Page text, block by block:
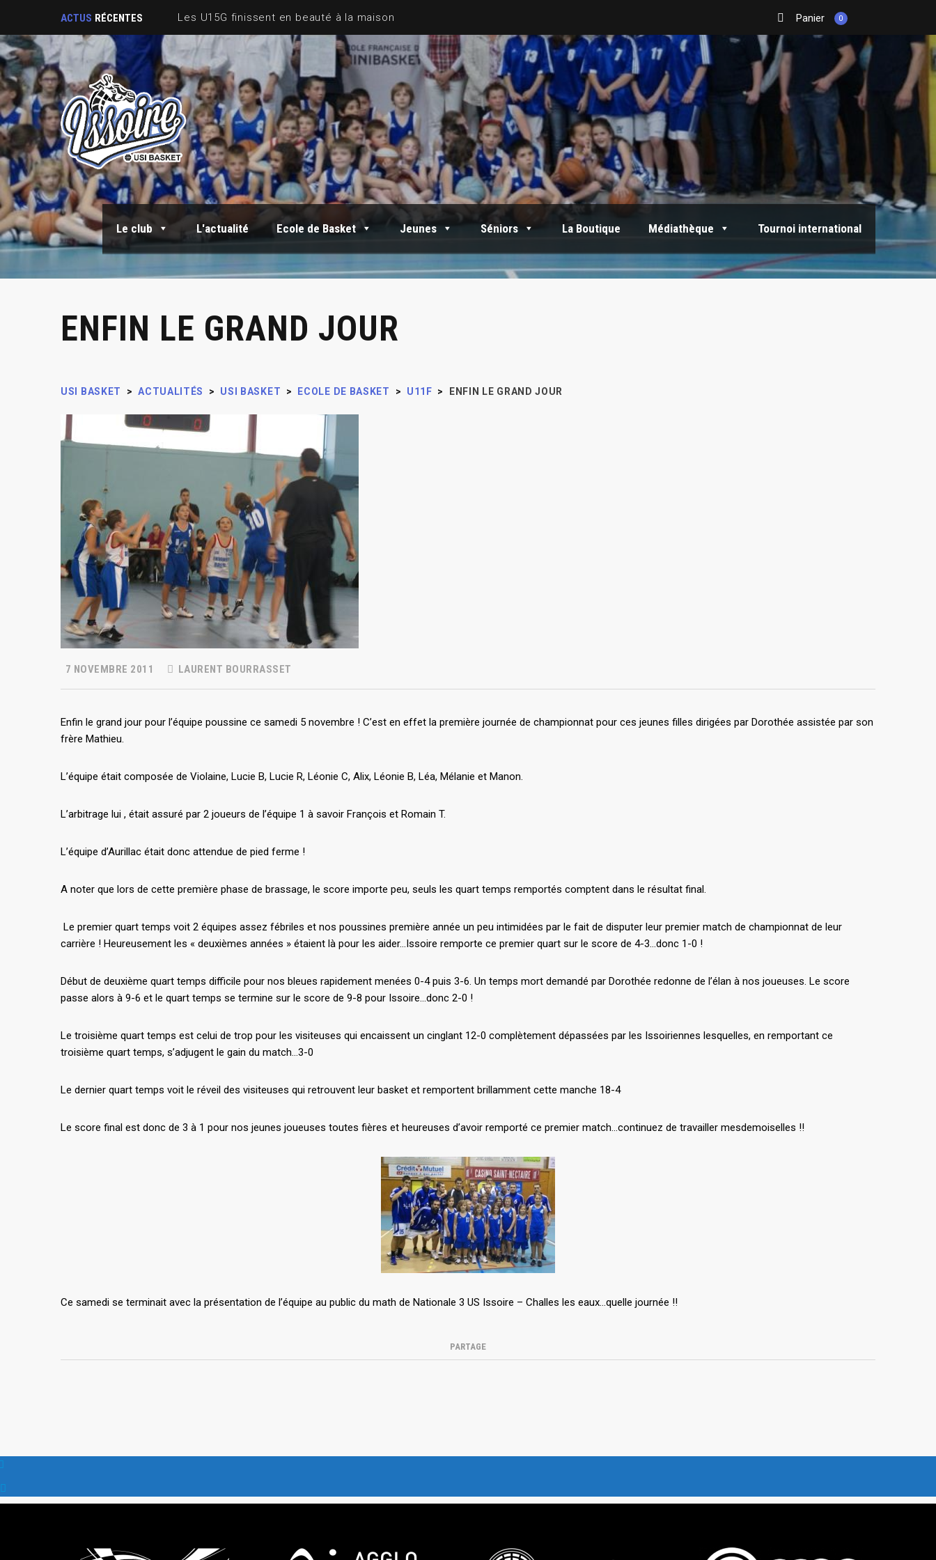
ACTUS RÉCENTES Panier 0
Le club L'actualité Ecole de Basket Jeunes Séniors La Boutique Médiathèque Tournoi international
ENFIN LE GRAND JOUR
USI BASKET > ACTUALITÉS > USI BASKET > ECOLE DE BASKET > U11F > ENFIN LE GRAND JOUR
7 NOVEMBRE 2011 LAURENT BOURRASSET
Enfin le grand jour pour l’équipe poussine ce samedi 5 novembre ! C’est en effet la première journée de championnat pour ces jeunes filles dirigées par Dorothée assistée par son
frère Mathieu.
L’équipe était composée de Violaine, Lucie B, Lucie R, Léonie C, Alix, Léonie B, Léa, Mélanie et Manon.
L’arbitrage lui , était assuré par 2 joueurs de l’équipe 1 à savoir François et Romain T.
L’équipe d’Aurillac était donc attendue de pied ferme !
A noter que lors de cette première phase de brassage, le score importe peu, seuls les quart temps remportés comptent dans le résultat final.
Le premier quart temps voit 2 équipes assez fébriles et nos poussines première année un peu intimidées par le fait de disputer leur premier match de championnat de leur
carrière ! Heureusement les « deuxièmes années » étaient là pour les aider…Issoire remporte ce premier quart sur le score de 4-3…donc 1-0 !
Début de deuxième quart temps difficile pour nos bleues rapidement menées 0-4 puis 3-6. Un temps mort demandé par Dorothée redonne de l’élan à nos joueuses. Le score
passe alors à 9-6 et le quart temps se termine sur le score de 9-8 pour Issoire…donc 2-0 !
Le troisième quart temps est celui de trop pour les visiteuses qui encaissent un cinglant 12-0 complètement dépassées par les Issoiriennes lesquelles, en remportant ce
troisième quart temps, s’adjugent le gain du match…3-0
Le dernier quart temps voit le réveil des visiteuses qui retrouvent leur basket et remportent brillamment cette manche 18-4
Le score final est donc de 3 à 1 pour nos jeunes joueuses toutes fières et heureuses d’avoir remporté ce premier match…continuez de travailler mesdemoiselles !!
Ce samedi se terminait avec la présentation de l’équipe au public du math de Nationale 3 US Issoire – Challes les eaux…quelle journée !!
PARTAGE